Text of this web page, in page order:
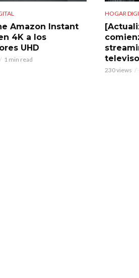
Amazon Instant
4K a los
UHD
1 min read
HOGAR
230 views